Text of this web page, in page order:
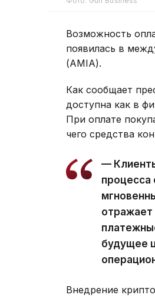
Возможность
появилась в
(AMIA).
Как сообщает
доступна как в
При оплате
чего средства
—
процесса
будущее
Внедрение